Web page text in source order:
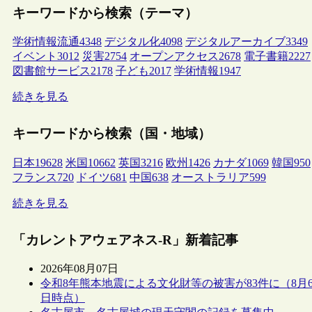
キーワードから検索（テーマ）
学術情報流通4348 デジタル化4098 デジタルアーカイブ3349
イベント 3012 災害2754 オープンアクセス2678 電子書籍2227
図書館サービス2178 子ども2017 学術情報1947
続きを見る
キーワードから検索（国・地域）
日本19628 米国 10662 英国3216 欧州 1426 カナダ1069 韓国950
フランス720 ドイツ681 中国638 オーストラリア599
続きを見る
「カレントアウェアネス-R」新着記事
2026年08月07日
令和8年熊本地震による文化財等の被害が83件に（8月
日時点）